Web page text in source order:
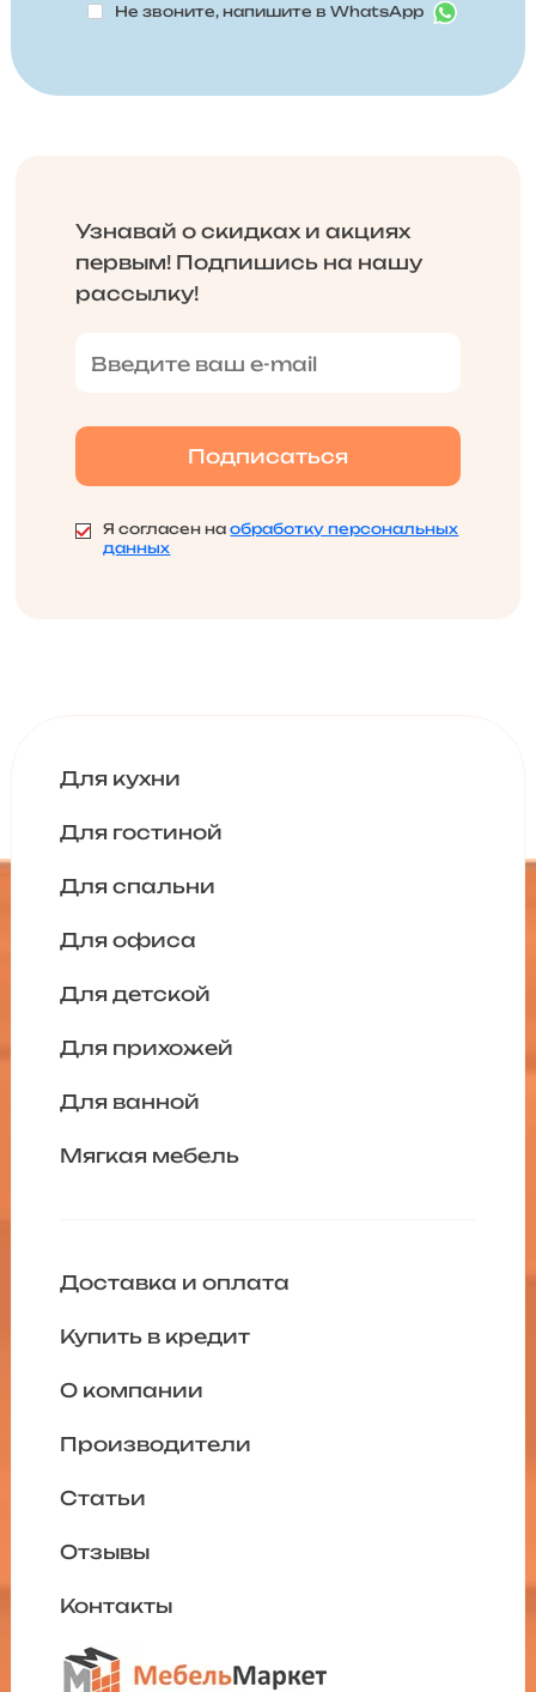
Не звоните, напишите в WhatsApp
Узнавай о скидках и акциях
первым! Подпишись на нашу
рассылку!
Я согласен наобработку персональных
данных
Для кухни
Для гостиной
Для спальни
Для офиса
Для детской
Для прихожей
Для ванной
Мягкая мебель
Доставка и оплата
Купить в кредит
О компании
Производители
Статьи
Отзывы
Контакты